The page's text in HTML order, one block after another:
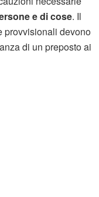
e di cose. Il
provvisionali devono
di un preposto ai